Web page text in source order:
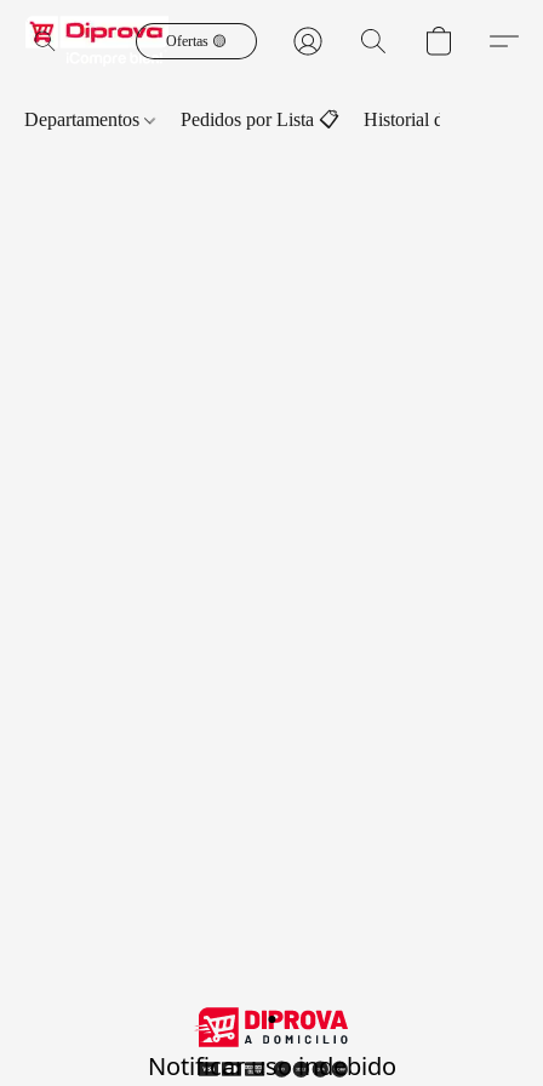
Ofertas 🟡
Departamentos Pedidos por Lista 📋 Historial de Pedidos
.
Notificar uso indebido